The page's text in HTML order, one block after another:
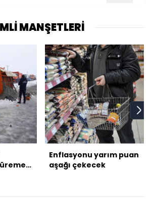
MANŞETLERİ
Enflasyonu yarım puan
aşağı çekecek